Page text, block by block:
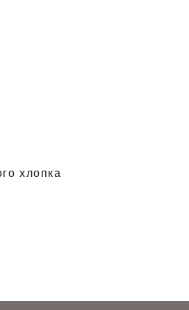
хлопка